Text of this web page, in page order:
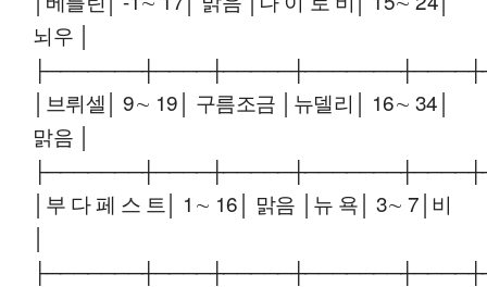
뇌우 │
│브뤼셀│ 9∼ 19│ 구름조금 │뉴델리│ 16∼ 34│
맑음 │
│부 다 페 스 트│ 1∼ 16│ 맑음 │뉴 욕│ 3∼ 7│비
│